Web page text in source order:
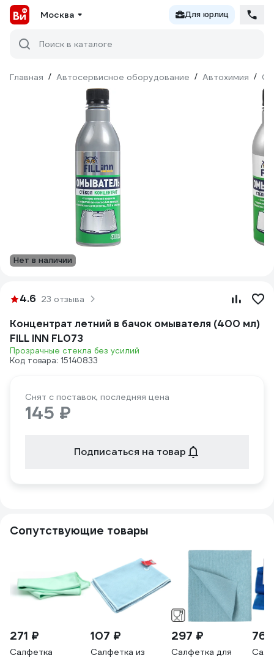
Москва Для юрлиц
Поиск в каталоге
Главная / Автосервисное оборудование / Автохимия /
Нет в наличии
4.6 23 отзыва
Концентрат летний в бачок омывателя (400 мл)
FILL INN FL073
Прозрачные стекла без усилий
Код товара: 15140833
Снят с поставок, последняя цена
145 ₽
Подписаться на товар
Сопутствующие товары
271 ₽
Салфетка
107 ₽
Салфетка из
297 ₽
Салфетка для
76